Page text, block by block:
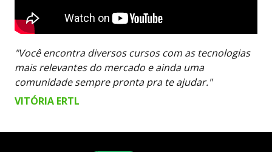
"Você encontra diversos cursos com as tecnologias
mais relevantes do mercado e ainda uma
comunidade sempre pronta pra te ajudar."
VITÓRIA ERTL